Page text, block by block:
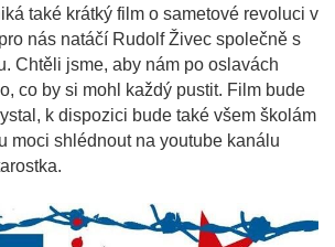
také krátký film o sametové revoluci v
nás natáčí Rudolf Živec společně s
Chtěli jsme, aby nám po oslavách
co by si mohl každý pustit. Film bude
k dispozici bude také všem školám
moci shlédnout na youtube kanálu